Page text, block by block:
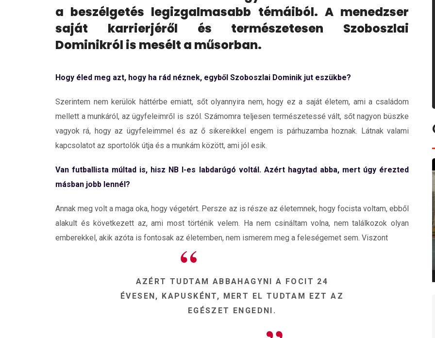
a beszélgetés legizgalmasabb témáiból. A menedzser
saját karrierjéről és természetesen Szoboszlai
Dominikról is mesélt a műsorban.
Hogy éled meg azt, hogy ha rád néznek, egyből Szoboszlai Dominik jut eszükbe?
Szerintem nem kerülök háttérbe emiatt, sőt olyannyira nem, hogy ez a saját életem, ami a családom
mellett a munkáról, az ügyfeleimről is szól. Számomra teljesen természetessé vált, sőt nagyon büszke
vagyok rá, hogy az ügyfeleimmel és az ő sikereikkel engem is párhuzamba hoznak. Látnak valami
kapcsolatot az sportolók útja és a munkám között, ami jól esik.
Van futballista múltad is, hisz NB I-es labdarúgó voltál. Azért hagytad abba, mert úgy érezted
másban jobb lennél?
Annak meg volt a maga oka, hogy végetért. Persze az is része az életemnek, hogy focista voltam, ebből
alakult és következett az, ami most történik velem. Ha nem csináltam volna, nem találkozok olyan
emberekkel, akik azóta is fontosak az életemben, nem ismerem meg a feleségemet sem. Viszont
AZÉRT TUDTAM ABBAHAGYNI A FOCIT 24
ÉVESEN, KAPUSKÉNT, MERT EL TUDTAM EZT AZ
EGÉSZET ENGEDNI.